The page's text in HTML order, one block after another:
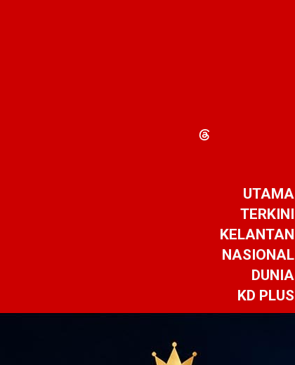
UTAMA
TERKINI
KELANTAN
NASIONAL
DUNIA
KD PLUS